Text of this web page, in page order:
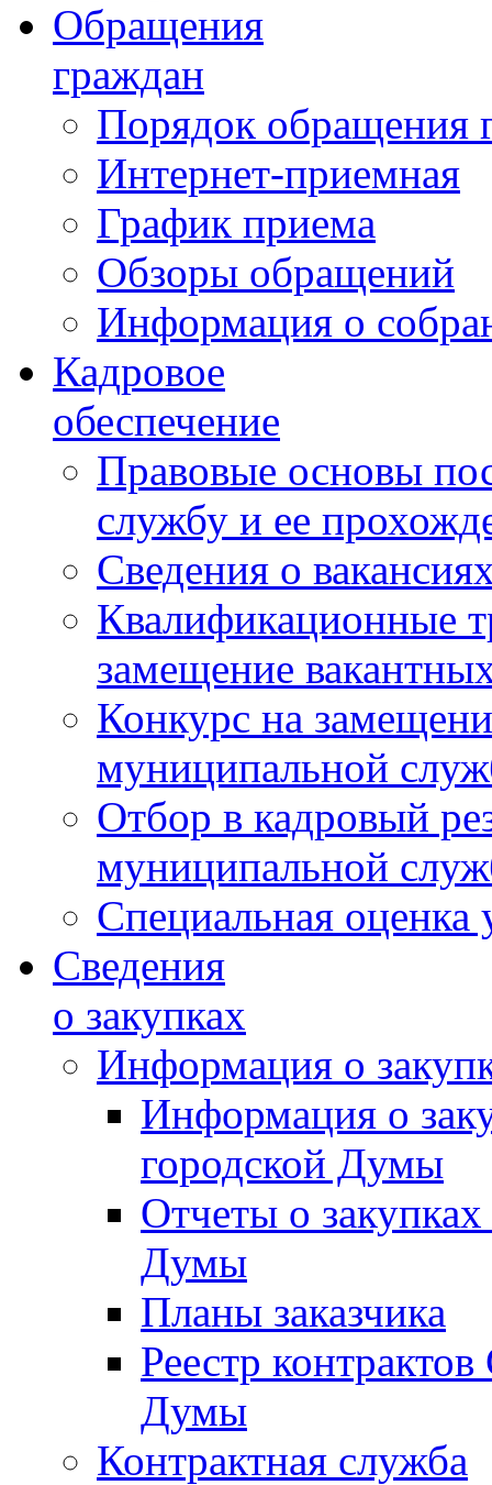
Обращения
граждан
Порядок обращения
Интернет-приемная
График приема
Обзоры обращений
Информация о
Кадровое
обеспечение
Правовые основы
службу и ее
Сведения о
Квалификационные
замещение
Конкурс на
муниципальной
Отбор в кадровый
муниципальной
Специальная оценка
Сведения
о закупках
Информация о
Информация о
городской Думы
Отчеты о
Думы
Планы заказчика
Реестр
Думы
Контрактная служба